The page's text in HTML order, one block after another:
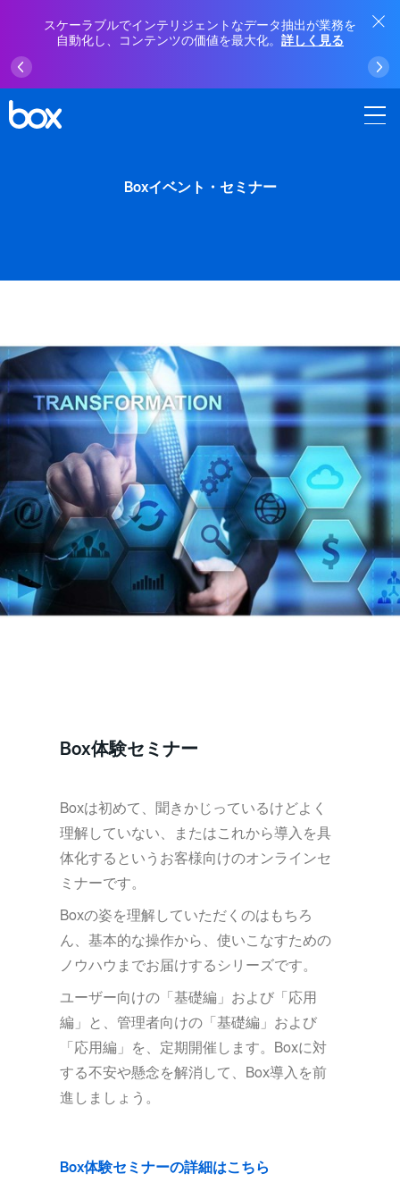
スケーラブルでインテリジェントなデータ抽出が業務を
自動化し、コンテンツの価値を最大化。 詳しく見る
Boxイベント・セミナー
Box体験セミナー
Boxは初めて、聞きかじっているけどよく
理解していない、またはこれから導入を具
体化するというお客様向けのオンラインセ
ミナーです。
Boxの姿を理解していただくのはもちろ
ん、基本的な操作から、使いこなすための
ノウハウまでお届けするシリーズです。
ユーザー向けの「基礎編」および「応用
編」と、管理者向けの「基礎編」および
「応用編」を、定期開催します。Boxに対
する不安や懸念を解消して、Box導入を前
進しましょう。
Box体験セミナーの詳細はこちら